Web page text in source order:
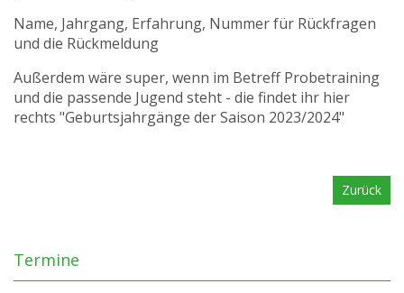
Name, Jahrgang, Erfahrung, Nummer für Rückfragen
und die Rückmeldung
Außerdem wäre super, wenn im Betreff Probetraining
und die passende Jugend steht - die findet ihr hier
rechts "Geburtsjahrgänge der Saison 2023/2024"
Zurück
Termine